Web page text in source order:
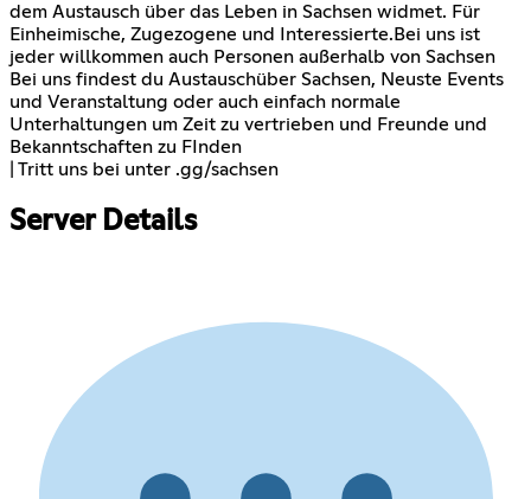
dem Austausch über das Leben in Sachsen widmet. Für
Einheimische, Zugezogene und Interessierte.Bei uns ist
jeder willkommen auch Personen außerhalb von Sachsen
Bei uns findest du Austauschüber Sachsen, Neuste Events
und Veranstaltung oder auch einfach normale
Unterhaltungen um Zeit zu vertrieben und Freunde und
Bekanntschaften zu FInden
| Tritt uns bei unter .gg/sachsen
Server Details